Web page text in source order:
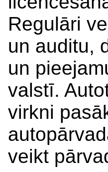
Regulāri
un auditu,
un
valstī.
virkni
veikt